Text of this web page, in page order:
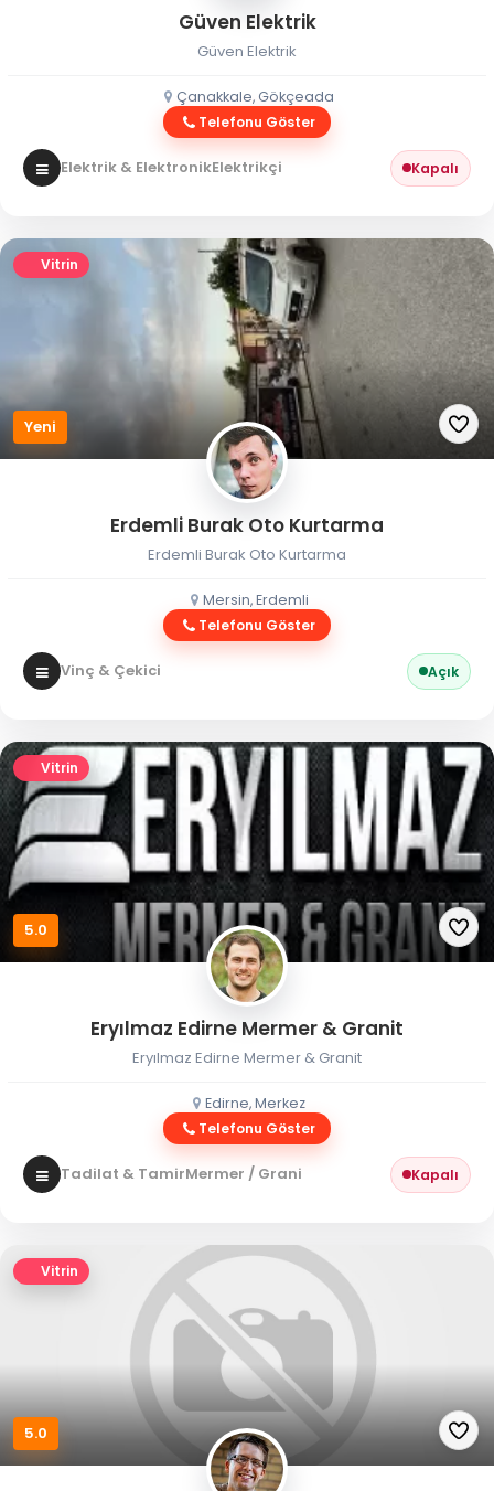
Güven Elektrik
Güven Elektrik
Çanakkale, Gökçeada
Telefonu Göster
Elektrik & ElektronikElektrikçi Kapalı
Vitrin
Yeni
Erdemli Burak Oto Kurtarma
Erdemli Burak Oto Kurtarma
Mersin, Erdemli
Telefonu Göster
Vinç & Çekici Açık
Vitrin
5.0
Eryılmaz Edirne Mermer & Granit
Eryılmaz Edirne Mermer & Granit
Edirne, Merkez
Telefonu Göster
Tadilat & TamirMermer / Granit Kapalı
Vitrin
5.0